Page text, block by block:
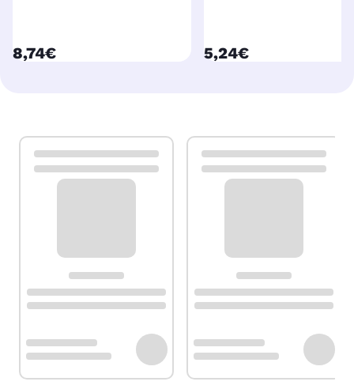
currentPrice
8,74€ currentPrice
5,24€